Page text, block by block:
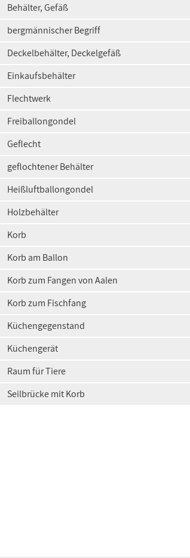
Behälter, Gefäß
bergmännischer Begriff
Deckelbehälter, Deckelgefäß
Einkaufsbehälter
Flechtwerk
Freiballongondel
Geflecht
geflochtener Behälter
Heißluftballongondel
Holzbehälter
Korb
Korb am Ballon
Korb zum Fangen von Aalen
Korb zum Fischfang
Küchengegenstand
Küchengerät
Raum für Tiere
Seilbrücke mit Korb